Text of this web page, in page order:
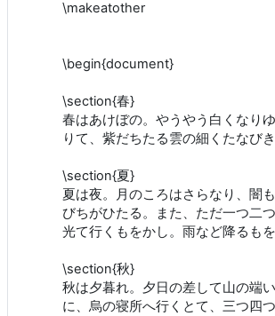
\makeatother
\begin{document}
\section{春}
春はあけぼの。やうやう白くなり
りて、紫だちたる雲の細くたなびき
\section{夏}
夏は夜。月のころはさらなり、闇
びちがひたる。また、ただ一つ二
光て行くもをかし。雨など降るもを
\section{秋}
秋は夕暮れ。夕日の差して山の端
に、烏の寝所へ行くとて、三つ四